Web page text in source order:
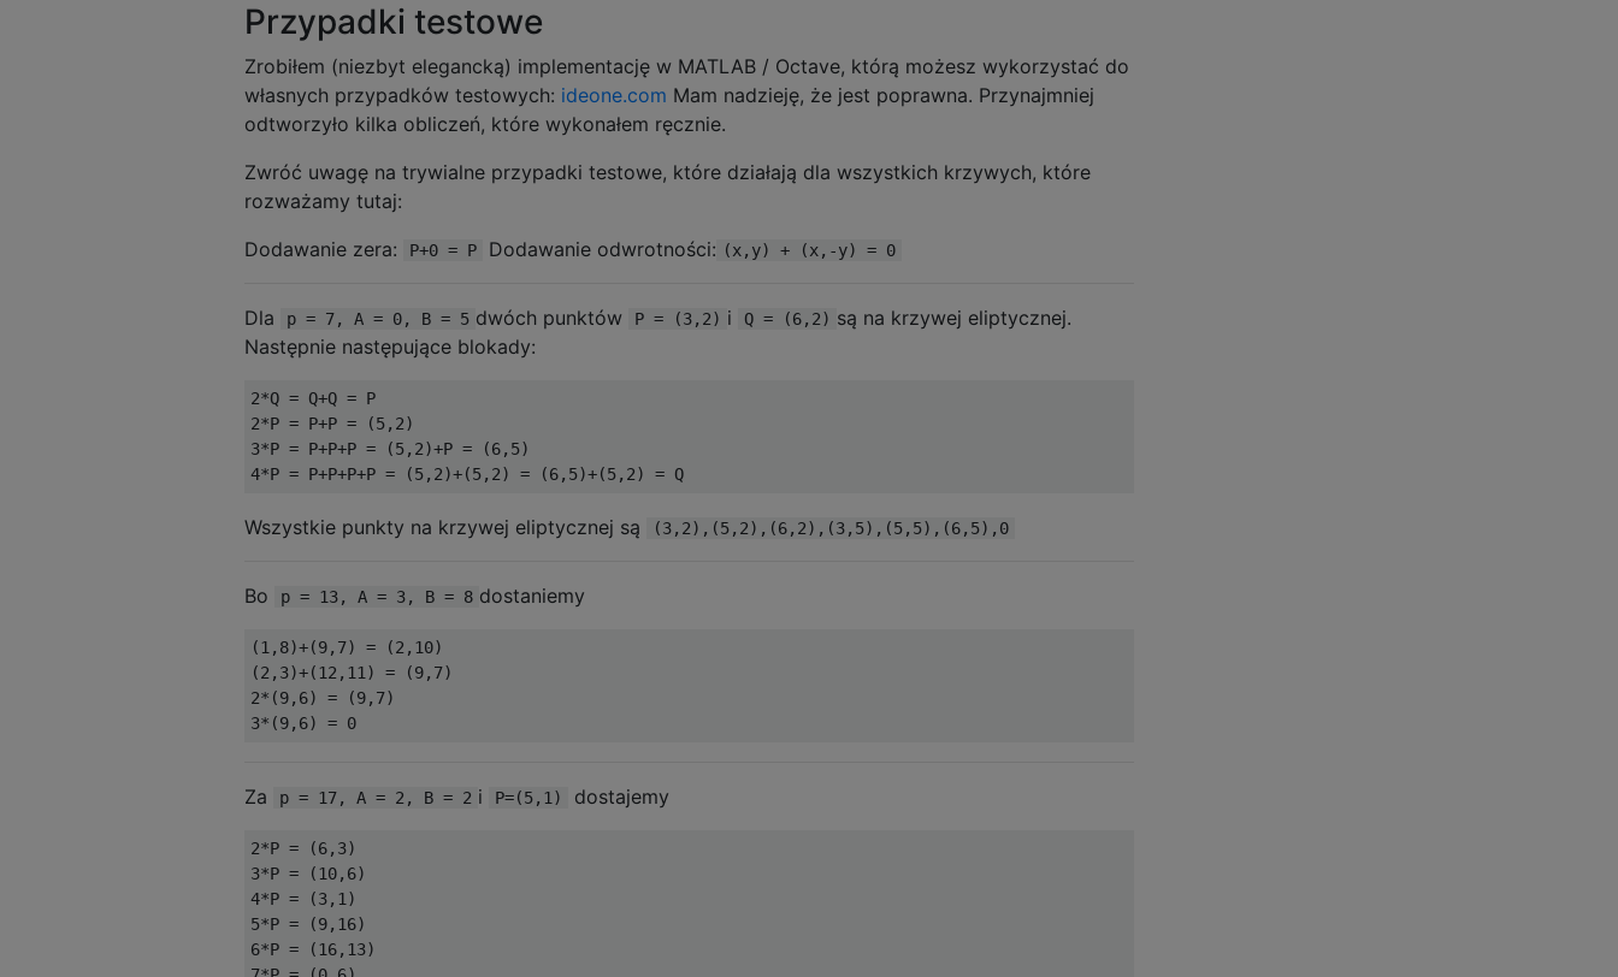
Przypadki testowe
Zrobiłem (niezbyt elegancką) implementację w MATLAB / Octave, którą możesz wykorzystać do
własnych przypadków testowych: ideone.com Mam nadzieję, że jest poprawna. Przynajmniej
odtworzyło kilka obliczeń, które wykonałem ręcznie.
Zwróć uwagę na trywialne przypadki testowe, które działają dla wszystkich krzywych, które
rozważamy tutaj:
Dodawanie zera:
P+0 = P Dodawanie odwrotności: (x,y) + (x,-y) = 0
Dla p = 7, A = 0, B = 5 dwóch punktów P = (3,2) i Q = (6,2) są na krzywej eliptycznej.
Następnie następujące blokady:
2*Q = Q+Q = P
2*P = P+P = (5,2)
3*P = P+P+P = (5,2)+P = (6,5)
Wszystkie punkty na krzywej eliptycznej są (3,2),(5,2),(6,2),(3,5),(5,5),(6,5),0
Bo p = 13, A = 3, B = 8 dostaniemy
(1,8)+(9,7) = (2,10)
(2,3)+(12,11) = (9,7)
2*(9,6) = (9,7)
Za p = 17, A = 2, B = 2 i P=(5,1) dostajemy
2*P = (6,3)
3*P = (10,6)
4*P = (3,1)
5*P = (9,16)
6*P = (16,13)